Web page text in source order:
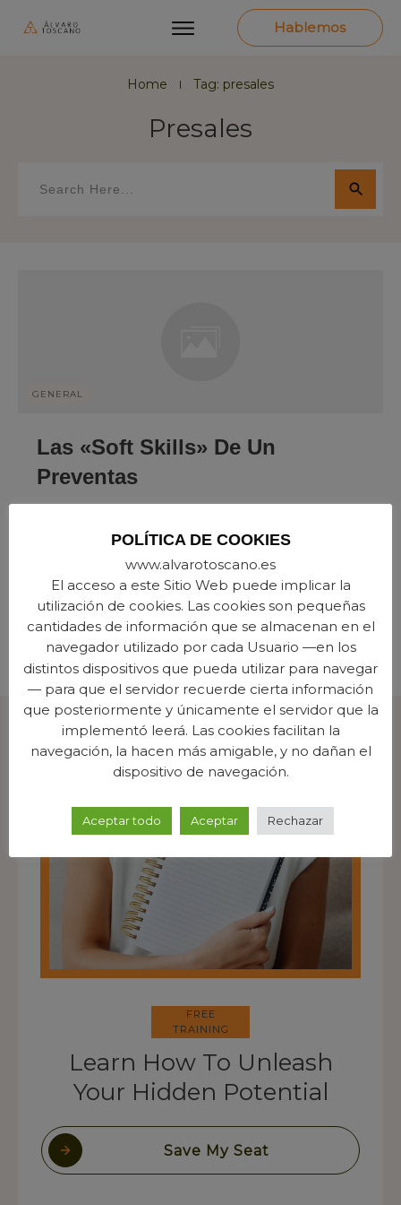
Hablemos
Home I Tag: presales
Presales
GENERAL
Las «soft Skills» De Un
Preventas
PREV 1 NEXT
FREE
TRAINING
Learn How To Unleash
Your Hidden Potential
Save My Seat
POLÍTICA DE COOKIES
www.alvarotoscano.es
El acceso a este Sitio Web puede implicar la
utilización de cookies. Las cookies son pequeñas
cantidades de información que se almacenan en el
navegador utilizado por cada Usuario —en los
distintos dispositivos que pueda utilizar para navegar
— para que el servidor recuerde cierta información
que posteriormente y únicamente el servidor que la
implementó leerá. Las cookies facilitan la
navegación, la hacen más amigable, y no dañan el
dispositivo de navegación.
Aceptar todo Aceptar Rechazar